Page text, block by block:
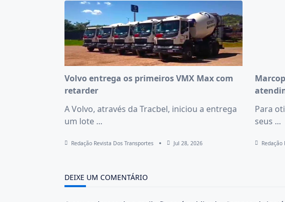
Volvo entrega os primeiros VMX Max com
retarder
A Volvo, através da Tracbel, iniciou a entrega
um lote ...
Redação Revista Dos Transportes Jul 28, 2026
Para
seus ...
Redação
DEIXE UM COMENTÁRIO